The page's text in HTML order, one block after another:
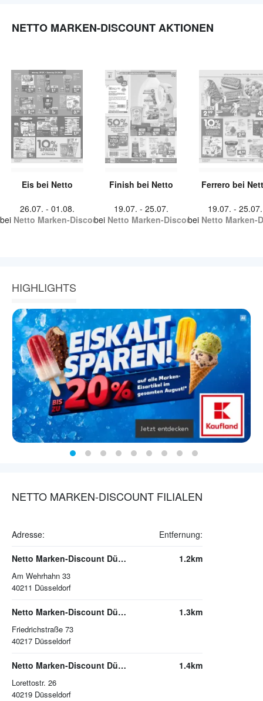
NETTO MARKEN-DISCOUNT AKTIONEN
Eis bei Netto
26.07. - 01.08.
bei Netto Marken-Discount
Finish bei Netto
19.07. - 25.07.
bei Netto Marken-Discount
Ferrero bei
19.07. - 25.07.
bei Netto Marken-
HIGHLIGHTS
NETTO MARKEN-DISCOUNT FILIALEN
Adresse: Entfernung:
Netto Marken-Discount Düsseldorf
Am Wehrhahn 33
40211 Düsseldorf
1.2km
Netto Marken-Discount Düsseldorf
Friedrichstraße 73
40217 Düsseldorf
1.3km
Netto Marken-Discount Düsseldorf
Lorettostr. 26
40219 Düsseldorf
1.4km